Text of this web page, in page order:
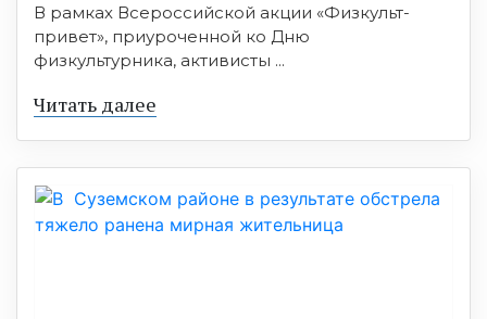
В рамках Всероссийской акции «Физкульт-
привет», приуроченной ко Дню
физкультурника, активисты ...
Читать далее